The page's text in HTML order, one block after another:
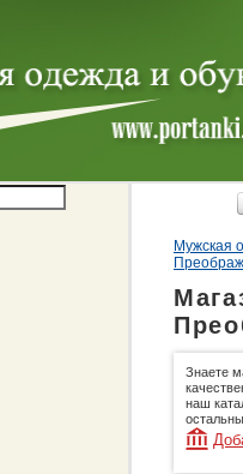
Мужская
Знаете
наш